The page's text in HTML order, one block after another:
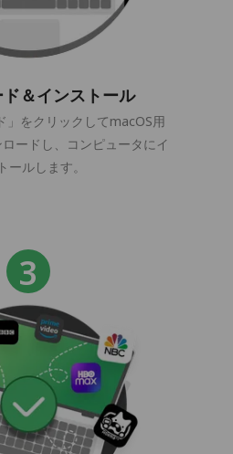
＆インストール
」をクリックしてmacOS用
ードし、コンピュータにイ
ールします。